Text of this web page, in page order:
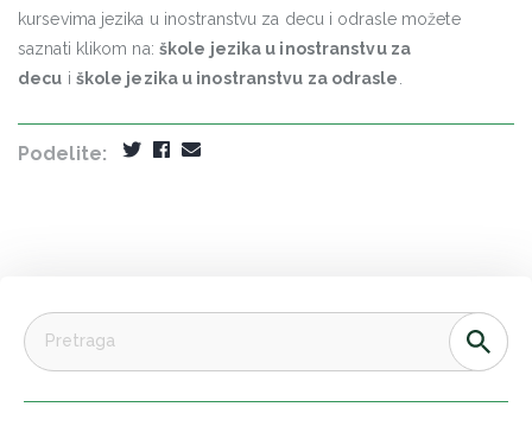
kursevima jezika u inostranstvu za decu i odrasle možete
saznati klikom na: škole jezika u inostranstvu za
decu i škole jezika u inostranstvu za odrasle
Podelite: